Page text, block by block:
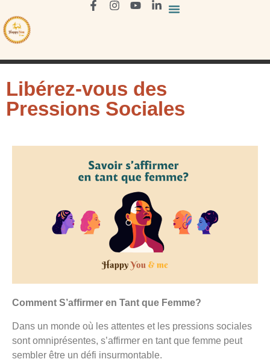
Libérez-vous des
Pressions Sociales
Comment S’affirmer en Tant que Femme?
Dans un monde où les attentes et les pressions sociales
sont omniprésentes, s’affirmer en tant que femme peut
sembler être un défi insurmontable.